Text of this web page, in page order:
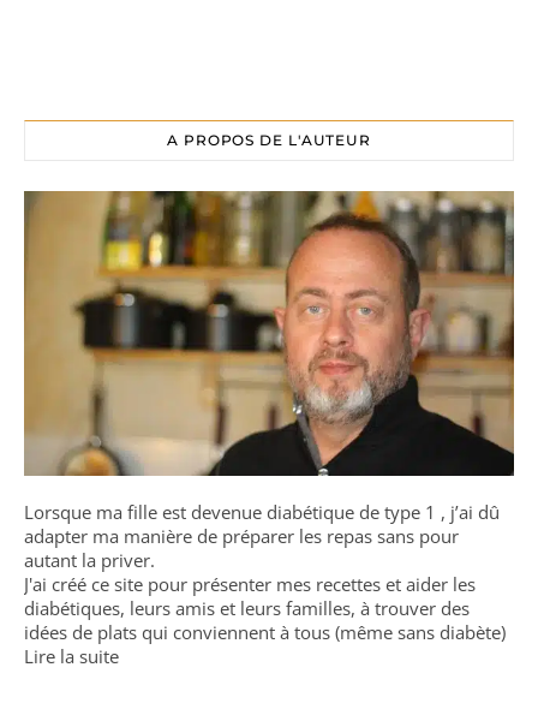
A PROPOS DE L'AUTEUR
Lorsque ma fille est devenue diabétique de type 1 , j’ai dû
adapter ma manière de préparer les repas sans pour
autant la priver.
J'ai créé ce site pour présenter mes recettes et aider les
diabétiques, leurs amis et leurs familles, à trouver des
idées de plats qui conviennent à tous (même sans diabète)
Lire la suite